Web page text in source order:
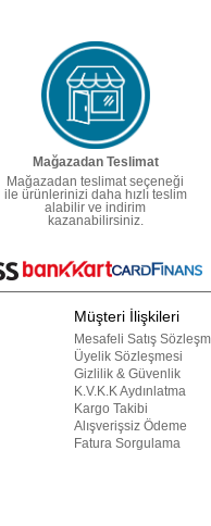
Mağazadan Teslimat
Mağazadan teslimat seçeneği
ile ürünlerinizi daha hızlı teslim
alabilir ve indirim
kazanabilirsiniz.
Müşteri İlişkileri
Mesafeli Satış
Üyelik Sözleşmesi
Gizlilik & Güvenlik
K.V.K.K Aydınlatma
Kargo Takibi
Alışverişsiz Ödeme
Fatura Sorgulama